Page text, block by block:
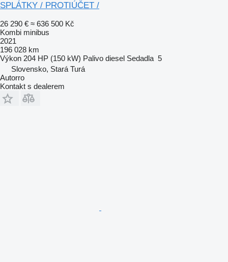
SPLÁTKY / PROTIÚČET /
26 290 € ≈ 636 500 Kč
Kombi minibus
2021
196 028 km
Výkon 204 HP (150 kW) Palivo diesel Sedadla 5
Slovensko, Stará Turá
Autorro
Kontakt s dealerem